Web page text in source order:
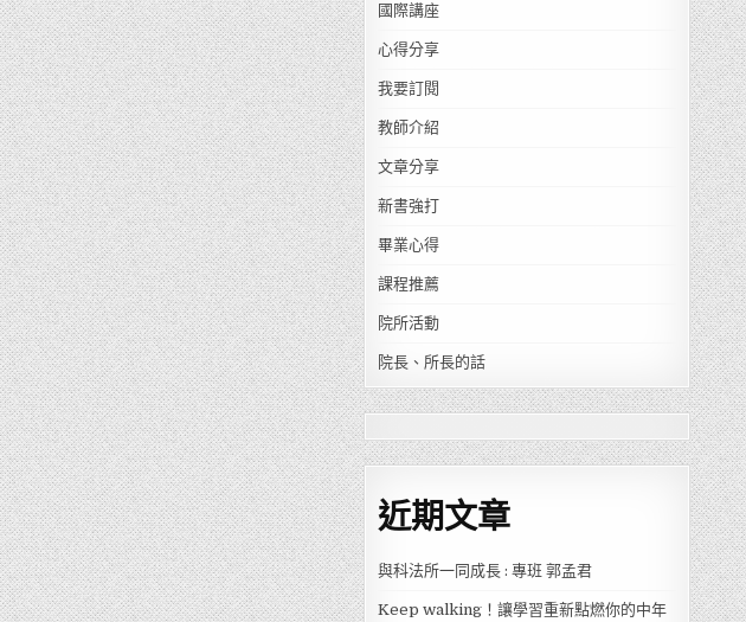
國際講座
心得分享
我要訂閱
教師介紹
文章分享
新書強打
畢業心得
課程推薦
院所活動
院長、所長的話
近期文章
與科法所一同成長 : 專班 郭孟君
Keep walking！讓學習重新點燃你的中年